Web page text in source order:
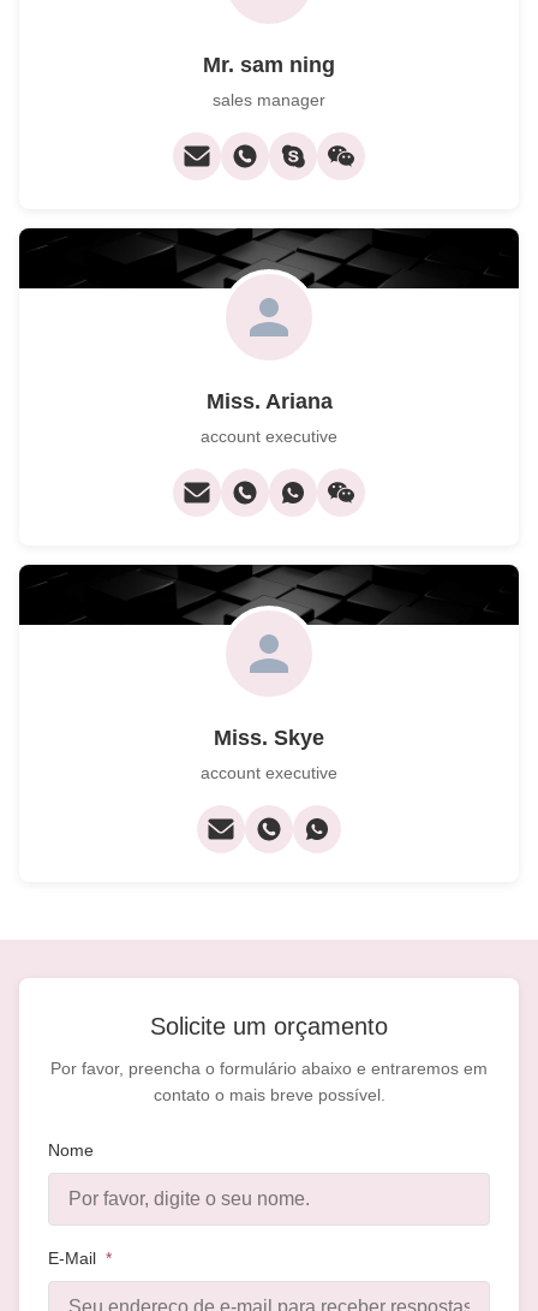
Mr. sam ning
sales manager
Miss. Ariana
account executive
Miss. Skye
account executive
Solicite um orçamento
Por favor, preencha o formulário abaixo e entraremos em
contato o mais breve possível.
Nome
E-Mail *